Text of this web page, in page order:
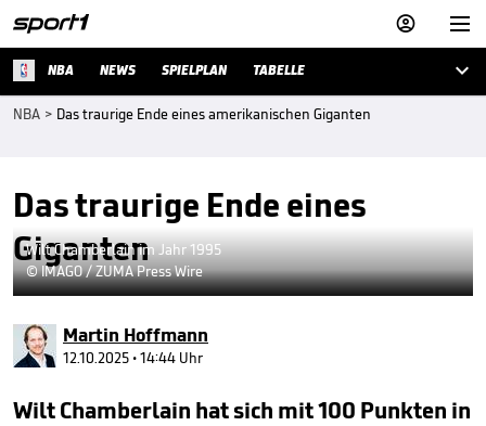


NBA NEWS SPIELPLAN TABELLE 
NBA > Das traurige Ende eines amerikanischen Giganten
Das traurige Ende eines
Giganten
Wilt Chamberlain im Jahr 1995
© IMAGO / ZUMA Press Wire
Martin Hoffmann
12.10.2025 • 14:44 Uhr
Wilt Chamberlain hat sich mit 100 Punkten in